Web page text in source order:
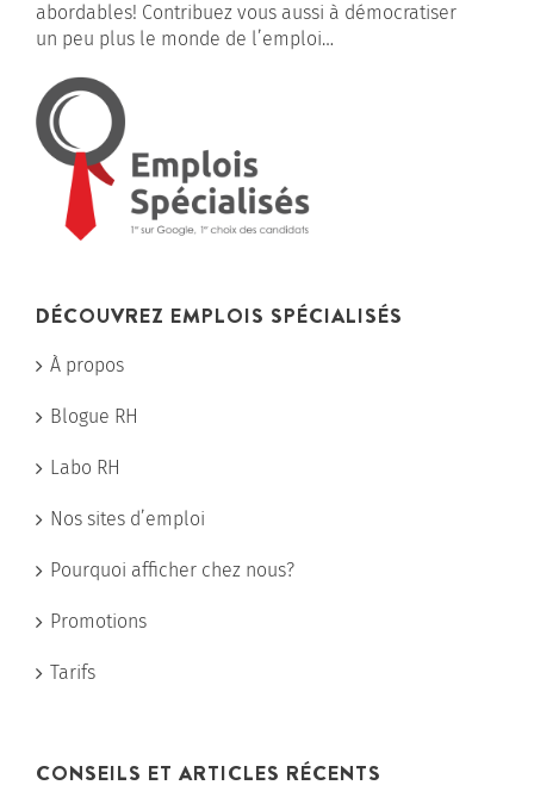
abordables! Contribuez vous aussi à démocratiser
un peu plus le monde de l’emploi…
DÉCOUVREZ EMPLOIS SPÉCIALISÉS
À propos
Blogue RH
Labo RH
Nos sites d’emploi
Pourquoi afficher chez nous?
Promotions
Tarifs
CONSEILS ET ARTICLES RÉCENTS